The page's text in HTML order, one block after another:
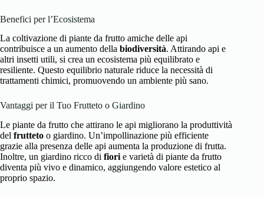
Benefici per l’Ecosistema
La coltivazione di piante da frutto amiche delle api
contribuisce a un aumento della biodiversità. Attirando api e
altri insetti utili, si crea un ecosistema più equilibrato e
resiliente. Questo equilibrio naturale riduce la necessità di
trattamenti chimici, promuovendo un ambiente più sano.
Vantaggi per il Tuo Frutteto o Giardino
Le piante da frutto che attirano le api migliorano la produttività
del frutteto o giardino. Un’impollinazione più efficiente
grazie alla presenza delle api aumenta la produzione di frutta.
Inoltre, un giardino ricco di fiori e varietà di piante da frutto
diventa più vivo e dinamico, aggiungendo valore estetico al
proprio spazio.